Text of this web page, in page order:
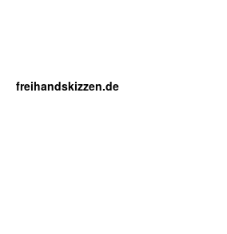
freihandskizzen.de